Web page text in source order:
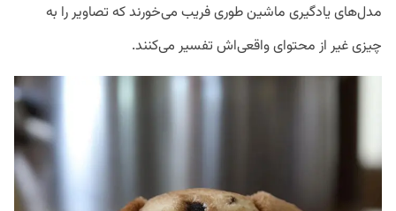
مدل‌های یادگیری ماشین طوری فریب می‌خورند که تصاویر را به
چیزی غیر از محتوای واقعی‌اش تفسیر می‌کنند.